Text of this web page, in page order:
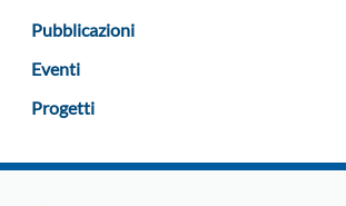
Pubblicazioni
Eventi
Progetti